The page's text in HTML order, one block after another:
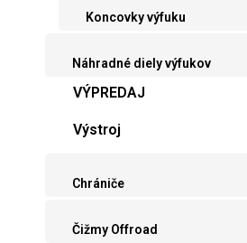
Koncovky výfuku
Náhradné diely výfukov
VÝPREDAJ
Výstroj
Chrániče
Čižmy Offroad